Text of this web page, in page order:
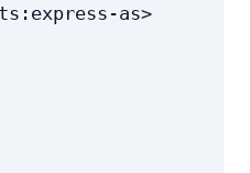
as>